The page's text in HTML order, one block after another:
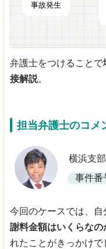
事故発生
弁護士をつけることで
接解説。
担当弁護士のコメ
横浜支部
事件番
今回のケースでは、
謝料金額はいくらなの
れたことがきっかけで